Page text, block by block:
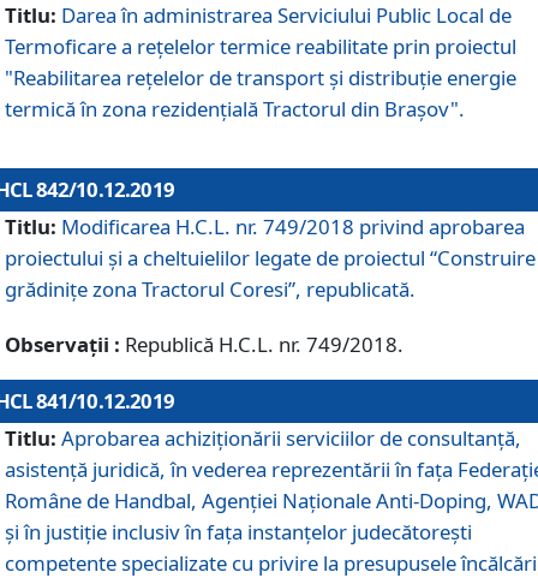
Titlu: Darea în administrarea Serviciului Public Local de
Termoficare a rețelelor termice reabilitate prin proiectul
"Reabilitarea reţelelor de transport şi distribuţie energie
termică în zona rezidenţială Tractorul din Braşov".
842/10.12.2019
Titlu: Modificarea H.C.L. nr. 749/2018 privind aprobarea
proiectului și a cheltuielilor legate de proiectul “Construire
grădinițe zona Tractorul Coresi”, republicată.
Observații : Republică H.C.L. nr. 749/2018.
841/10.12.2019
Titlu: Aprobarea achiziționării serviciilor de consultanță,
asistență juridică, în vederea reprezentării în fața
Române de Handbal, Agenției Naționale Anti-Doping,
și în justiție inclusiv în fața instanțelor judecătorești
competente specializate cu privire la presupusele